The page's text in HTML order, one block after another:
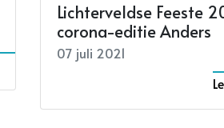
Lichterveldse Feeste
corona-editie Anders
07 juli 2021